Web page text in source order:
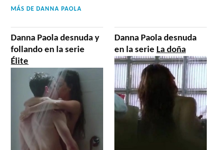
MÁS DE DANNA PAOLA
Danna Paola desnuda y
follando en la serie
Élite
Danna Paola desnuda
en la serie La doña